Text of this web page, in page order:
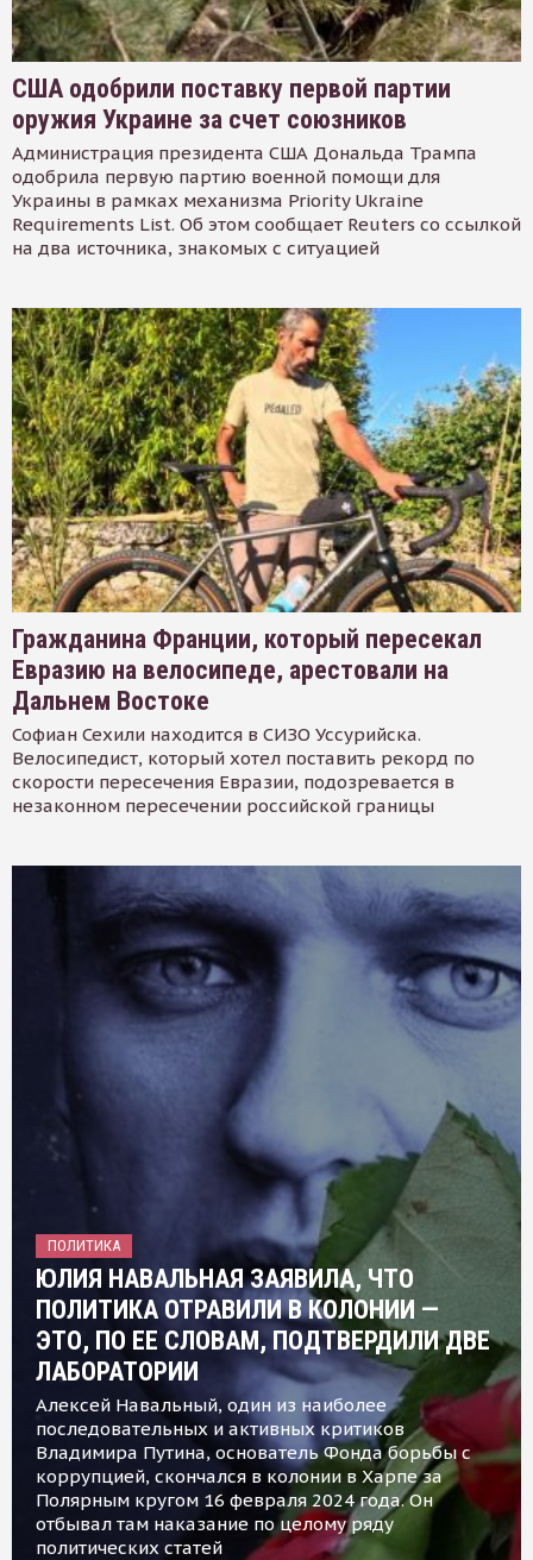
США одобрили поставку первой партии
оружия Украине за счет союзников
Администрация президента США Дональда Трампа
одобрила первую партию военной помощи для
Украины в рамках механизма Priority Ukraine
Requirements List. Об этом сообщает Reuters со ссылкой
на два источника, знакомых с ситуацией
Гражданина Франции, который пересекал
Евразию на велосипеде, арестовали на
Дальнем Востоке
Софиан Сехили находится в СИЗО Уссурийска.
Велосипедист, который хотел поставить рекорд по
скорости пересечения Евразии, подозревается в
незаконном пересечении российской границы
ПОЛИТИКА
ЮЛИЯ НАВАЛЬНАЯ ЗАЯВИЛА, ЧТО
ПОЛИТИКА ОТРАВИЛИ В КОЛОНИИ —
ЭТО, ПО ЕЕ СЛОВАМ, ПОДТВЕРДИЛИ ДВЕ
ЛАБОРАТОРИИ
Алексей Навальный, один из наиболее
последовательных и активных критиков
Владимира Путина, основатель Фонда борьбы с
коррупцией, скончался в колонии в Харпе за
Полярным кругом 16 февраля 2024 года. Он
отбывал там наказание по целому ряду
политических статей